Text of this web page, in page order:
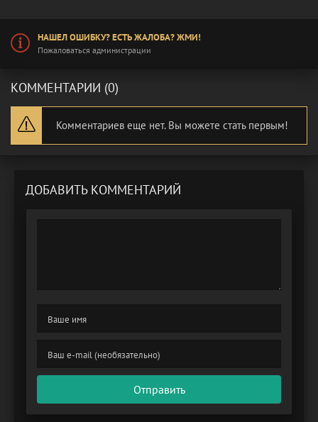
НАШЕЛ ОШИБКУ? ЕСТЬ ЖАЛОБА? ЖМИ!
Пожаловаться администрации
КОММЕНТАРИИ (0)
Комментариев еще нет. Вы можете стать первым!
ДОБАВИТЬ КОММЕНТАРИЙ
Отправить